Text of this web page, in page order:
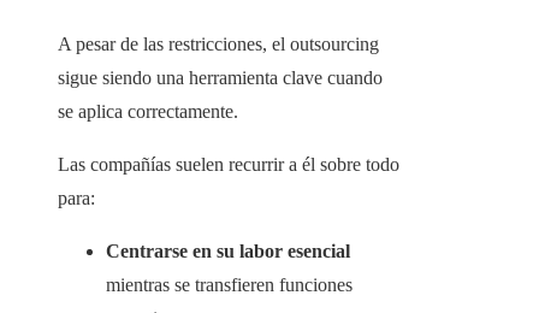
A pesar de las restricciones, el outsourcing
sigue siendo una herramienta clave cuando
se aplica correctamente.
Las compañías suelen recurrir a él sobre todo
para:
Centrarse en su labor esencial
mientras se transfieren funciones